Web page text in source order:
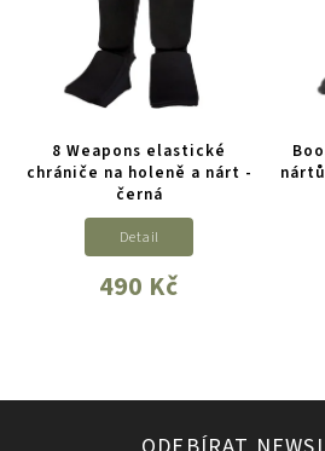
8 Weapons elastické
chrániče na holeně a nárt -
černá
490 Kč
Detail